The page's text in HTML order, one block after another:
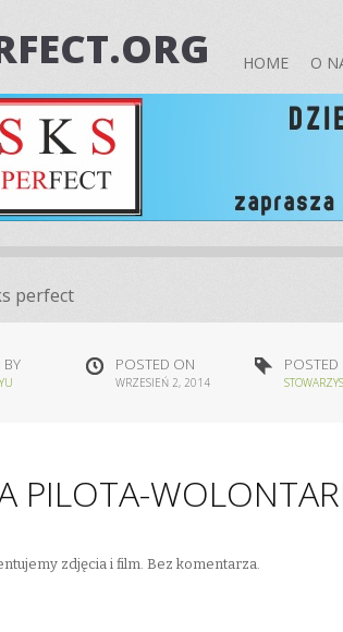
HOME O
perfect
BY POSTED ON
WRZESIEŃ 2, 2014
POSTED
PILOTA-
zdjęcia i film. Bez komentarza.